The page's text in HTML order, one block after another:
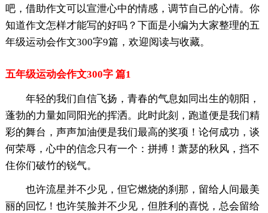
吧，借助作文可以宣泄心中的情感，调节自己的心情。你
知道作文怎样才能写的好吗？下面是小编为大家整理的五
年级运动会作文300字9篇，欢迎阅读与收藏。
五年级运动会作文300字 篇1
年轻的我们自信飞扬，青春的气息如同出生的朝阳，
蓬勃的力量如同阳光的挥洒。此时此刻，跑道便是我们精
彩的舞台，声声加油便是我们最高的奖项！论何成功，谈
何荣辱，心中的信念只有一个：拼搏！萧瑟的秋风，挡不
住你们破竹的锐气。
也许流星并不少见，但它燃烧的刹那，留给人间最美
丽的回忆！也许笑脸并不少见，但胜利的喜悦，总会留给